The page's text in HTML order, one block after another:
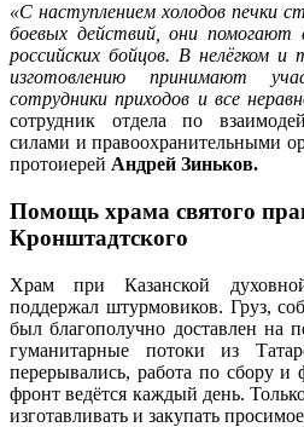
«С наступлением холодов печки
боевых действий, они помогают
российских бойцов. В нелёгком и
изготовлению принимают
сотрудники приходов и все
сотрудник отдела по
силами и правоохранительными
протоиерей Андрей Зиньков.
Помощь храма святого
Кронштадтского
Храм при Казанской
поддержал штурмовиков. Груз,
был благополучно доставлен на
гуманитарные потоки из
перерывались, работа по сбору
фронт ведётся каждый день.
изготавливать и закупать